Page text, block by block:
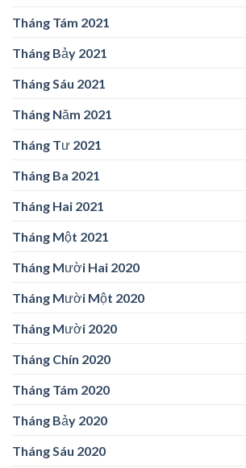
Tháng Tám 2021
Tháng Bảy 2021
Tháng Sáu 2021
Tháng Năm 2021
Tháng Tư 2021
Tháng Ba 2021
Tháng Hai 2021
Tháng Một 2021
Tháng Mười Hai 2020
Tháng Mười Một 2020
Tháng Mười 2020
Tháng Chín 2020
Tháng Tám 2020
Tháng Bảy 2020
Tháng Sáu 2020